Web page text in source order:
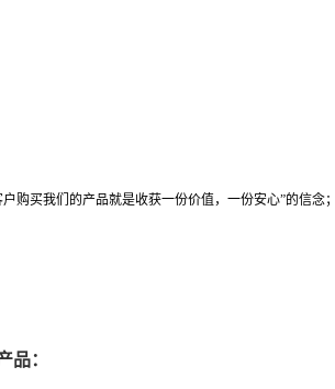
户购买我们的产品就是收获一份价值，一份安心”的信念
品：